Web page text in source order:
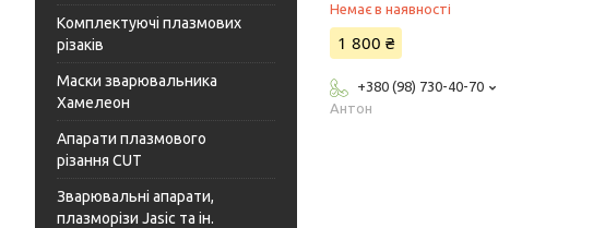
Комплектуючі плазмових
різаків
Маски зварювальника
Хамелеон
Апарати плазмового
різання CUT
Зварювальні апарати,
плазморізи Jasic та ін.
Немає в наявності
1 800 ₴
+380 (98) 730-40-70
Антон